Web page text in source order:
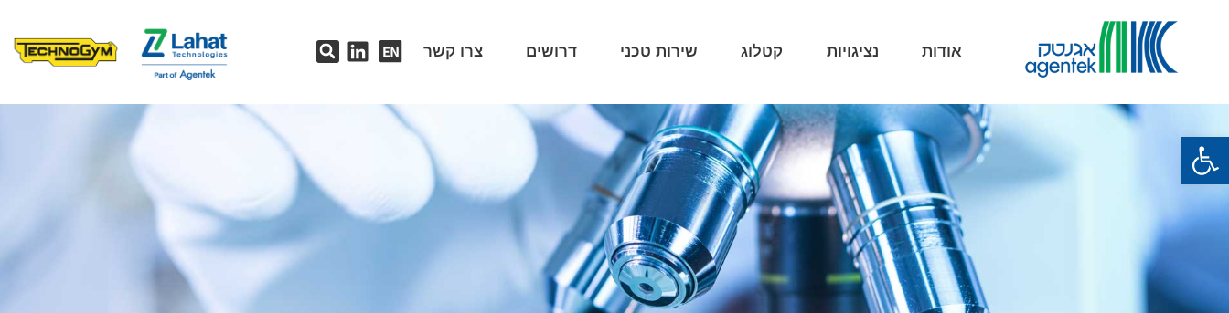
פתח סרגל נגישות
אודות נציגויות קטלוג שירות טכני דרושים צרו קשר